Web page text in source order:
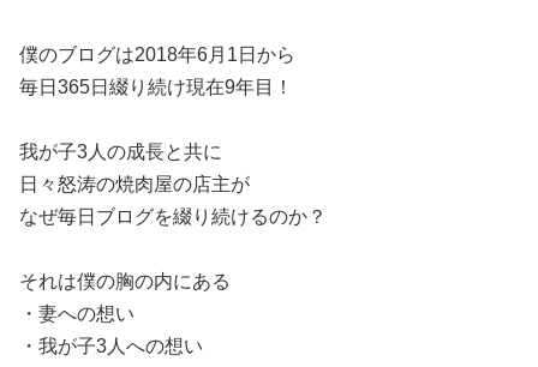
僕のブログは2018年6月1日から
毎日365日綴り続け現在9年目！
我が子3人の成長と共に
日々怒涛の焼肉屋の店主が
なぜ毎日ブログを綴り続けるのか？
それは僕の胸の内にある
・妻への想い
・我が子3人への想い